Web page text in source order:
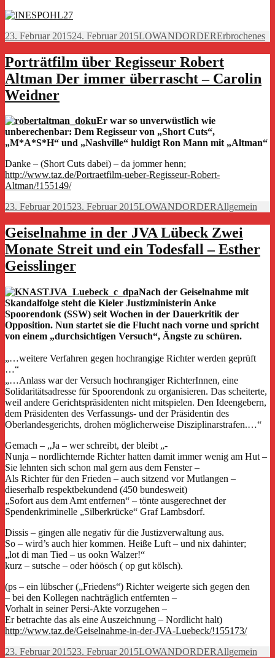
Veröffentlicht
23. Februar 201524. Februar 2015Autor
LOWANDORDERKategorien
Erbrochenes
Porträtfilm über Regisseur Robert
Altman Der immer überrascht – Carolin
Weidner
Er war so unverwüstlich wie
unberechenbar: Dem Regisseur von „Short Cuts“,
„M*A*S*H“ und „Nashville“ huldigt Ron Mann mit „Altman“
Danke – (Short Cuts dabei) – da jommer henn;
http://www.taz.de/Portraetfilm-ueber-Regisseur-Robert-
Altman/!155149/
Veröffentlicht
23. Februar 201523. Februar 2015Autor
LOWANDORDERKategorien
Allgemein
Geiselnahme in der JVA Lübeck Zwei
Monate Streit und ein Todesfall – Esther
Geisslinger
Nach der Geiselnahme mit
Skandalfolge steht die Kieler Justizministerin Anke
Spoorendonk (SSW) seit Wochen in der Dauerkritik der
Opposition. Nun startet sie die Flucht nach vorne und spricht
von einem „durchsichtigen Versuch“, Ängste zu schüren.
„…weitere Verfahren gegen hochrangige Richter werden geprüft
…“
„…Anlass war der Versuch hochrangiger RichterInnen, eine
Solidaritätsadresse für Spoorendonk zu organisieren. Das scheiterte,
weil andere Gerichtspräsidenten nicht mitspielen. Den Ideengebern,
dem Präsidenten des Verfassungs- und der Präsidentin des
Oberlandesgerichts, drohen möglicherweise Disziplinarstrafen.…“
Gemach – „Ja – wer schreibt, der bleibt „-
Nunja – nordlichternde Richter hatten damit immer wenig am Hut –
Sie lehnten sich schon mal gern aus dem Fenster –
Als Richter für den Frieden – auch sitzend vor Mutlangen –
dieserhalb respektbekundend (450 bundesweit)
„Sofort aus dem Amt entfernen“ – tönte ausgerechnet der
Spendenkriminelle „Silberkrücke“ Graf Lambsdorf.
Dissis – gingen alle negativ für die Justizverwaltung aus.
So – wird’s auch hier kommen. Heiße Luft – und nix dahinter;
„lot di man Tied – us ookn Walzer!“
kurz – sutsche – oder höösch ( op gut kölsch).
(ps – ein lübscher („Friedens“) Richter weigerte sich gegen den
– bei den Kollegen nachträglich entfernten –
Vorhalt in seiner Persi-Akte vorzugehen –
Er betrachte das als eine Auszeichnung – Nordlicht halt)
http://www.taz.de/Geiselnahme-in-der-JVA-Luebeck/!155173/
Veröffentlicht
23. Februar 201523. Februar 2015Autor
LOWANDORDER Kategorien
Allgemein